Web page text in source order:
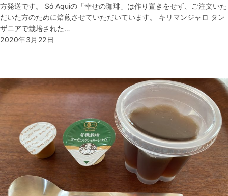
方発送です。 Só Aquiの「幸せの珈琲」は作り置きをせず、ご注文いた
だいた方のために焙煎させていただいています。 キリマンジャロ タン
ザニアで栽培された…
2020年3月22日